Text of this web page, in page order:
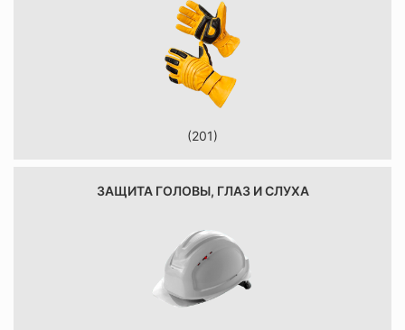
(201)
ЗАЩИТА ГОЛОВЫ, ГЛАЗ И СЛУХА